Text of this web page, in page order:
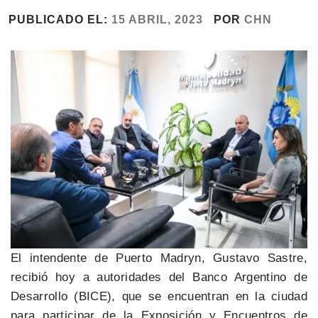
PUBLICADO EL: 15 ABRIL, 2023 POR CHN
El intendente de Puerto Madryn, Gustavo Sastre,
recibió hoy a autoridades del Banco Argentino de
Desarrollo (BICE), que se encuentran en la ciudad
para participar de la Exposición y Encuentros de